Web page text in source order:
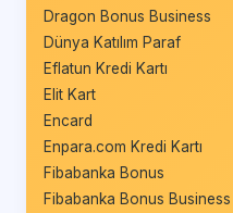
Dragon Bonus Business
Dünya Katılım Paraf
Eflatun Kredi Kartı
Elit Kart
Encard
Enpara.com Kredi Kartı
Fibabanka Bonus
Fibabanka Bonus Business